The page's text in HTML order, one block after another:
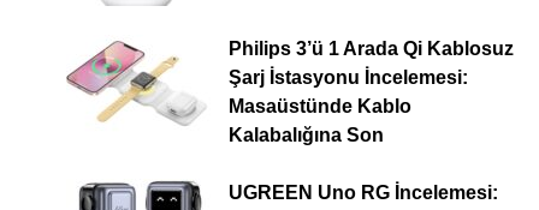
Philips 3’ü 1 Arada Qi Kablosuz
Şarj İstasyonu İncelemesi:
Masaüstünde Kablo
Kalabalığına Son
UGREEN Uno RG İncelemesi: